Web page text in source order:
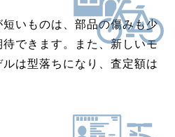
いものは、部品の傷みも少
できます。また、新しいモ
は型落ちになり、査定額は